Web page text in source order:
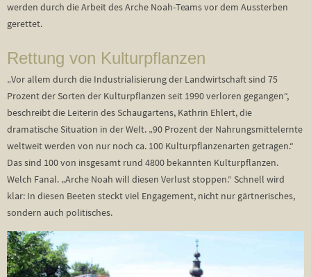
werden durch die Arbeit des Arche Noah-Teams vor dem Aussterben
gerettet.
Rettung von Kulturpflanzen
„Vor allem durch die Industrialisierung der Landwirtschaft sind 75
Prozent der Sorten der Kulturpflanzen seit 1990 verloren gegangen“,
beschreibt die Leiterin des Schaugartens, Kathrin Ehlert, die
dramatische Situation in der Welt. „90 Prozent der Nahrungsmittelernte
weltweit werden von nur noch ca. 100 Kulturpflanzenarten getragen.“
Das sind 100 von insgesamt rund 4800 bekannten Kulturpflanzen.
Welch Fanal. „Arche Noah will diesen Verlust stoppen.“ Schnell wird
klar: In diesen Beeten steckt viel Engagement, nicht nur gärtnerisches,
sondern auch politisches.